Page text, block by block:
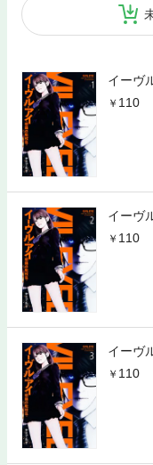
イーヴ
110
イーヴ
110
イーヴ
110